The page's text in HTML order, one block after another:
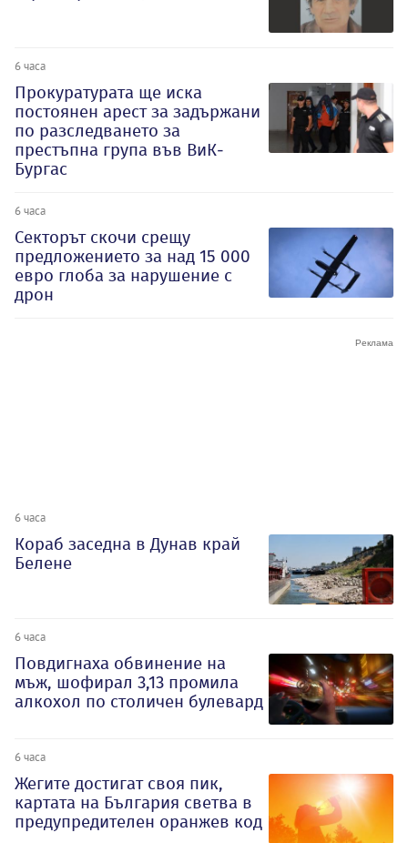
6 часа
Прокуратурата ще иска
постоянен арест за задържани
по разследването за
престъпна група във ВиК-
Бургас
6 часа
Секторът скочи срещу
предложението за над 15 000
евро глоба за нарушение с
дрон
6 часа
Кораб заседна в Дунав край
Белене
6 часа
Повдигнаха обвинение на
мъж, шофирал 3,13 промила
алкохол по столичен булевард
6 часа
Жегите достигат своя пик,
картата на България светва в
предупредителен оранжев код